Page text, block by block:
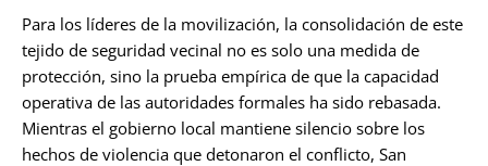
Para los líderes de la movilización, la consolidación de este
tejido de seguridad vecinal no es solo una medida de
protección, sino la prueba empírica de que la capacidad
operativa de las autoridades formales ha sido rebasada.
Mientras el gobierno local mantiene silencio sobre los
hechos de violencia que detonaron el conflicto, San